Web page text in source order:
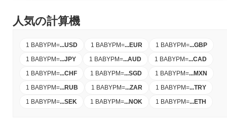
人気の計算機
1 BABYPM=...USD 1 BABYPM=...EUR 1 BABYPM=...GBP
1 BABYPM=...JPY 1 BABYPM=...AUD 1 BABYPM=...CAD
1 BABYPM=...CHF 1 BABYPM=...SGD 1 BABYPM=...MXN
1 BABYPM=...RUB 1 BABYPM=...ZAR 1 BABYPM=...TRY
1 BABYPM=...SEK 1 BABYPM=...NOK 1 BABYPM=...ETH